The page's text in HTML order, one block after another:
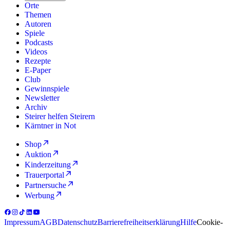
Orte
Themen
Autoren
Spiele
Podcasts
Videos
Rezepte
E-Paper
Club
Gewinnspiele
Newsletter
Archiv
Steirer helfen Steirern
Kärntner in Not
Shop
Auktion
Kinderzeitung
Trauerportal
Partnersuche
Werbung
ImpressumAGBDatenschutzBarrierefreiheitserklärungHilfeCookie-